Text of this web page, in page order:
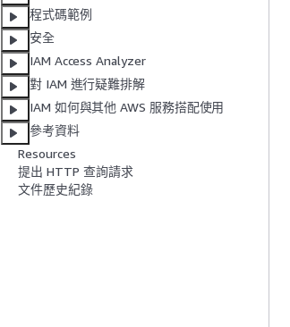
程式碼範例
安全
IAM Access Analyzer
對 IAM 進行疑難排解
IAM 如何與其他 AWS 服務搭配使用
參考資料
Resources
提出 HTTP 查詢請求
文件歷史紀錄